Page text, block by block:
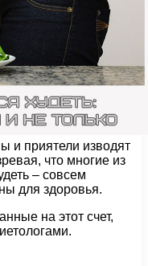
и приятели изводят
что многие из
– совсем
для здоровья.
на этот счет,